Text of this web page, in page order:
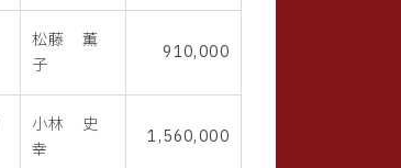
松藤 薫
子
910,000
小林 史
幸
1,560,000